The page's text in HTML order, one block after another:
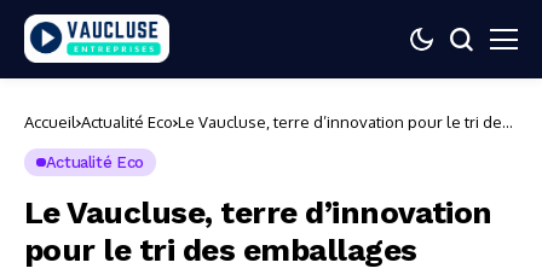
Accueil Actualité Eco Le Vaucluse, terre d’innovation pour le tri des
Actualité Eco
Le Vaucluse, terre d’innovation
pour le tri des emballages